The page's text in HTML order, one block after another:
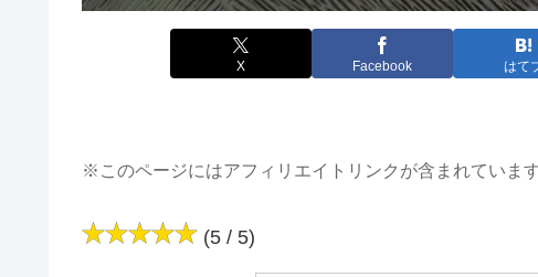
X Facebook はて
※このページにはアフィリエイトリンクが含まれています
(5 / 5)